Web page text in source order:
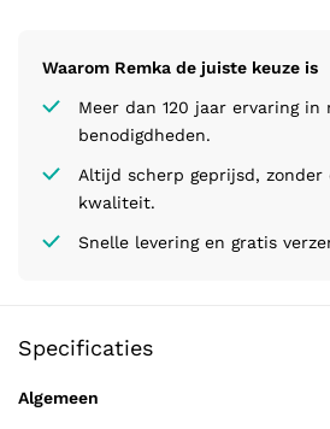
Waarom Remka de juiste keuze is
Meer dan 120 jaar ervaring in
benodigdheden.
Altijd scherp geprijsd, zonder
kwaliteit.
Snelle levering en gratis
Specificaties
Algemeen